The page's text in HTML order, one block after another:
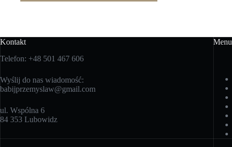
Kontakt
Telefon: +48 501 467 606
Wyślij do nas wiadomość:
babijprzemyslaw@gmail.com
ul. Wspólna 6
84 353 Lubowidz
Menu